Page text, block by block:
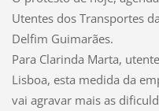
Utentes dos Transportes
Delfim Guimarães.
Para Clarinda Marta,
Lisboa, esta medida da
vai agravar mais as